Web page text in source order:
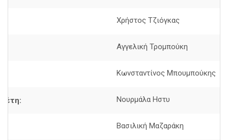
Χρήστος Τζιόγκας
Αγγελική Τρομπούκη
Κωνσταντίνος Μπουμπούκης
Νουρμάλα Ηστυ
Βασιλική Μαζαράκη